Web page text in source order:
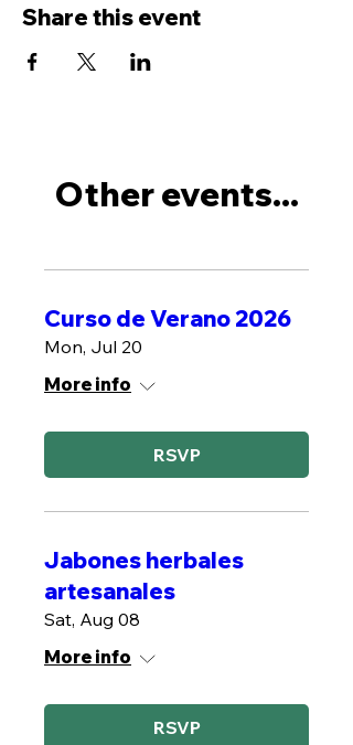
Share this event
Other events...
Curso de Verano 2026
Mon, Jul 20
More info
RSVP
Jabones herbales
artesanales
Sat, Aug 08
More info
RSVP